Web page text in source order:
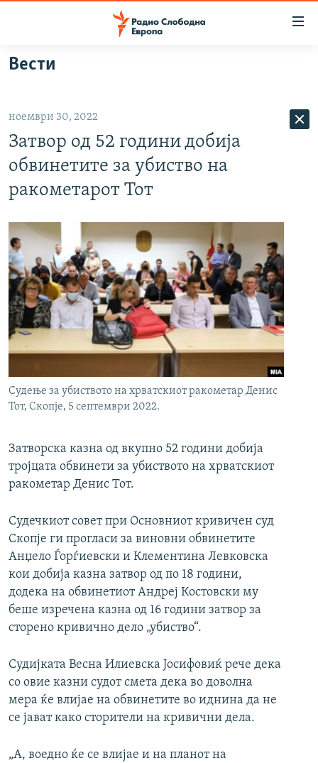
Оди
на
главната
навигација
на
ВИЗУЕЛНО
ВЕСТИ
ШТО ТРЕБА ДА ЗНАЕТЕ
ПРИЈАВИ СЕ ЗА ЊУЗЛЕТЕР
ПОДКАСТ ЗОШТО?
СЛЕДЕТЕ НЕ
РСЕ веб страници
Вести
ноември 30, 2022
Затвор од 52 години добија
обвинетите за убиство на
ракометарот Тот
Судење за убиството на хрватскиот ракометар Денис
Тот, Скопје, 5 септември 2022.
Затворска казна од вкупно 52 години добија
тројцата обвинети за убиството на хрватскиот
ракометар Денис Тот.
Судечкиот совет при Основниот кривичен суд
Скопје ги прогласи за виновни обвинетите
Анџело Ѓорѓиевски и Клементина Левковска
кои добија казна затвор од по 18 години,
додека на обвинетиот Андреј Костовски му
беше изречена казна од 16 години затвор за
сторено кривично дело „убиство“.
Судијката Весна Илиевска Јосифовиќ рече дека
со овие казни судот смета дека во доволна
мера ќе влијае на обвинетите во иднина да не
се јават како сторители на кривични дела.
„А, воедно ќе се влијае и на планот на